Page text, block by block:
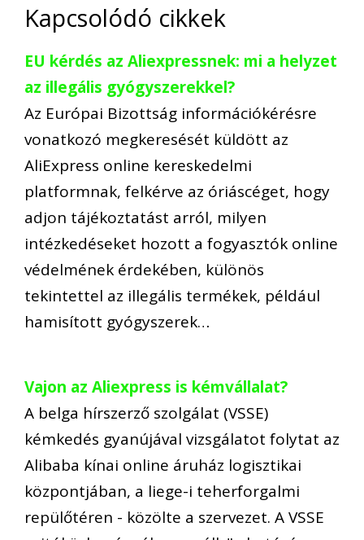
Kapcsolódó cikkek
EU kérdés az Aliexpressnek: mi a helyzet
az illegális gyógyszerekkel?
Az Európai Bizottság információkérésre
vonatkozó megkeresését küldött az
AliExpress online kereskedelmi
platformnak, felkérve az óriáscéget, hogy
adjon tájékoztatást arról, milyen
intézkedéseket hozott a fogyasztók online
védelmének érdekében, különös
tekintettel az illegális termékek, például
hamisított gyógyszerek…
Vajon az Aliexpress is kémvállalat?
A belga hírszerző szolgálat (VSSE)
kémkedés gyanújával vizsgálatot folytat az
Alibaba kínai online áruház logisztikai
központjában, a liege-i teherforgalmi
repülőtéren - közölte a szervezet. A VSSE